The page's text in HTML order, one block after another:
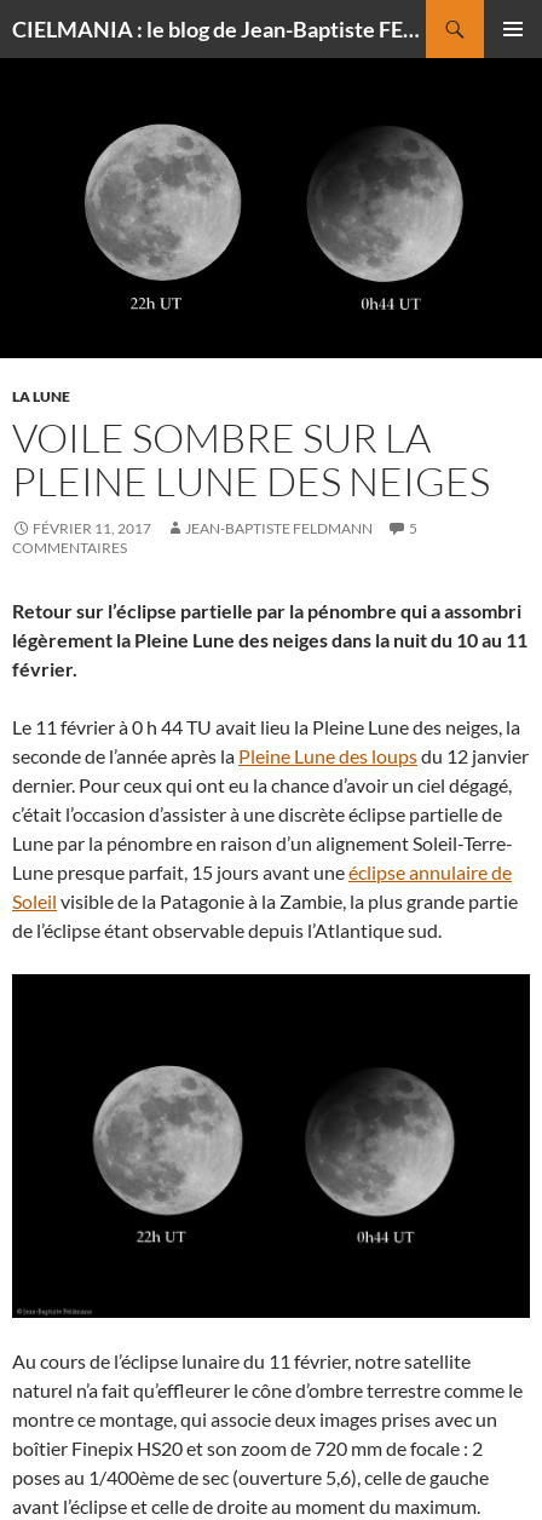
CIELMANIA : le blog de Jean-Baptiste FELDMANN, photographe du ciel
LA LUNE
VOILE SOMBRE SUR LA
PLEINE LUNE DES NEIGES
FÉVRIER 11, 2017 JEAN-BAPTISTE FELDMANN
5
COMMENTAIRES
Retour sur l’éclipse partielle par la pénombre qui a assombri
légèrement la Pleine Lune des neiges dans la nuit du 10 au 11
février.
Le 11 février à 0 h 44 TU avait lieu la Pleine Lune des neiges, la
seconde de l’année après la Pleine Lune des loupsdu 12 janvier
dernier. Pour ceux qui ont eu la chance d’avoir un ciel dégagé,
c’était l’occasion d’assister à une discrète éclipse partielle de
Lune par la pénombre en raison d’un alignement Soleil-Terre-
Lune presque parfait, 15 jours avant uneéclipse annulaire de
Soleil visible de la Patagonie à la Zambie, la plus grande partie
de l’éclipse étant observable depuis l’Atlantique sud.
Au cours de l’éclipse lunaire du 11 février, notre satellite
naturel n’a fait qu’effleurer le cône d’ombre terrestre comme le
montre ce montage, qui associe deux images prises avec un
boîtier Finepix HS20 et son zoom de 720 mm de focale : 2
poses au 1/400ème de sec (ouverture 5,6), celle de gauche
avant l’éclipse et celle de droite au moment du maximum.